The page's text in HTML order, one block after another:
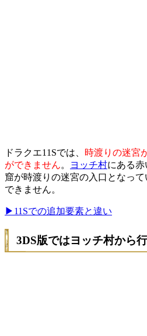
ドラクエ11Sでは、 時渡りの迷宮
ができません。 ヨッチ村にある
窟が時渡りの迷宮の入口となっ
できません。
▶11Sでの追加要素と違い
3DS版ではヨッチ村から